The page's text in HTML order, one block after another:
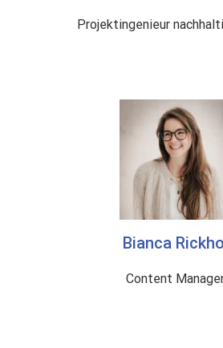
Projektingenieur
Bianca
Content